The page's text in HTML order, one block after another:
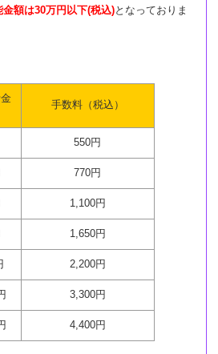
金額は30万円以下(税込)となっておりま
手数料（税込）
550円
770円
1,100円
1,650円
2,200円
3,300円
4,400円